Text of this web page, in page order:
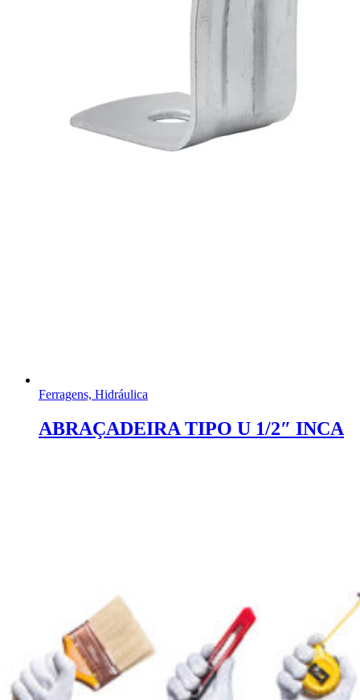
Ferragens, Hidráulica
ABRAÇADEIRA TIPO U 1/2″ INCA